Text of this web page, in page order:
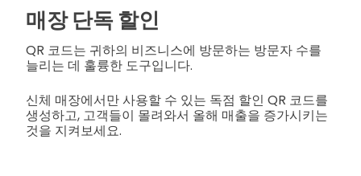
매장 단독 할인
QR 코드는 귀하의 비즈니스에 방문하는 방문자 수를
늘리는 데 훌륭한 도구입니다.
신체 매장에서만 사용할 수 있는 독점 할인 QR 코드를
생성하고, 고객들이 몰려와서 올해 매출을 증가시키는
것을 지켜보세요.